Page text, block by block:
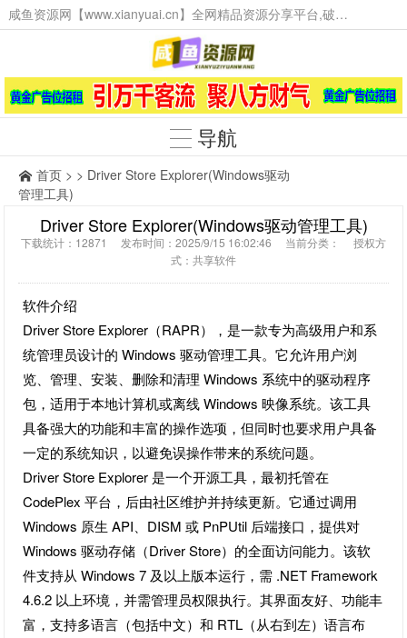
咸鱼资源网【www.xianyuai.cn】全网精品资源分享平台,破解软件,技术源码,火爆项目,工具辅助,这里无所不有。
导航
首页 > > Driver Store Explorer(Windows驱动
管理工具)
Driver Store Explorer(Windows驱动管理工具)
下载统计：12871 发布时间：2025/9/15 16:02:46 当前分类： 授权方
式：共享软件
软件介绍
Driver Store Explorer（RAPR），是一款专为高级用户和系
统管理员设计的 Windows 驱动管理工具。它允许用户浏
览、管理、安装、删除和清理 Windows 系统中的驱动程序
包，适用于本地计算机或离线 Windows 映像系统。该工具
具备强大的功能和丰富的操作选项，但同时也要求用户具备
一定的系统知识，以避免误操作带来的系统问题。
Driver Store Explorer 是一个开源工具，最初托管在
CodePlex 平台，后由社区维护并持续更新。它通过调用
Windows 原生 API、DISM 或 PnPUtil 后端接口，提供对
Windows 驱动存储（Driver Store）的全面访问能力。该软
件支持从 Windows 7 及以上版本运行，需 .NET Framework
4.6.2 以上环境，并需管理员权限执行。其界面友好、功能丰
富，支持多语言（包括中文）和 RTL（从右到左）语言布